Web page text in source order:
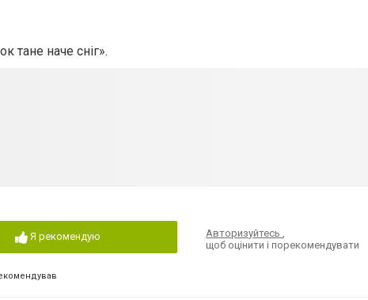
тане наче сніг».
Я рекомендую Авторизуйтесь,
щоб оцінити і порекомендувати